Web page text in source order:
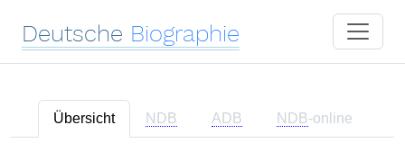
Deutsche Biographie
Übersicht NDB ADB NDB-online